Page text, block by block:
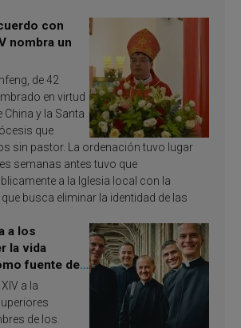
con
nombra un
de 42
en virtud
China y la Santa
que
sin pastor. La ordenación tuvo lugar
semanas antes tuvo que
a la Iglesia local con la
busca eliminar la identidad de las
a los
la vida
fuente de
a la
de los